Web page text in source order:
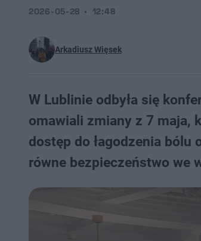
Arkadiusz Więsek
2026-05-28 12:48
W Lublinie odbyła się
omawiali zmiany z 7 maja,
dostęp do łagodzenia bólu
równe bezpieczeństwo we